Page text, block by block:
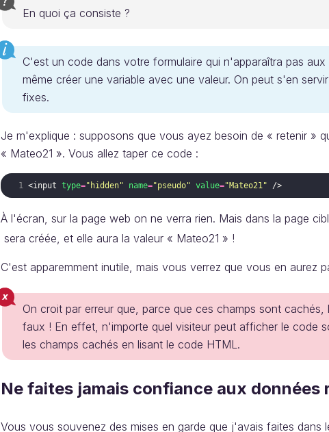
En quoi ça consiste ?
C'est un code dans votre formulaire qui n'apparaîtra pas
même créer une variable avec une valeur. On peut s'en
fixes.
Je m'explique : supposons que vous ayez besoin de « retenir »
« Mateo21 ». Vous allez taper ce code :
<input type="hidden" name="pseudo" value="Mateo21" />
À l'écran, sur la page web on ne verra rien. Mais dans la page
sera créée, et elle aura la valeur « Mateo21 » !
C'est apparemment inutile, mais vous verrez que vous en aurez
On croit par erreur que, parce que ces champs sont
faux ! En effet, n'importe quel visiteur peut afficher le code
les champs cachés en lisant le code HTML.
Ne faites jamais confiance aux données
Vous vous souvenez des mises en garde que j'avais faites dans